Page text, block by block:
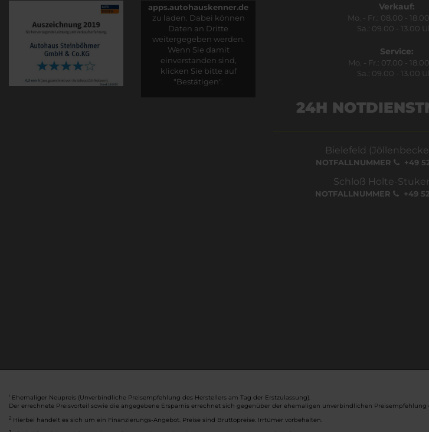
apps.autohauskenner.de
zu laden. Dabei können
Daten an Dritte
weitergegeben werden.
Wenn Sie damit
einverstanden sind,
klicken Sie bitte auf
"Bestätigen".
Verkauf:
Mo. - Fr.: 08.00 -
Sa.: 09.00 - 13.00
Service:
Mo. - Fr.: 07.00 -
Sa.: 09.00 - 13.00
24H
Bielefeld
NOTFALLNUMMER +49
Schloß Holte-
NOTFALLNUMMER +49
1 Ehemaliger Neupreis (Unverbindliche Preisempfehlung des Herstellers am Tag der Erstzulassung).
Der errechnete Preisvorteil sowie die angegebene Ersparnis errechnet sich gegenüber der ehemaligen unverbindlichen Preisempfehlung
2 Hierbei handelt es sich um ein Finanzierungs-Angebot. Preise sind Bruttopreise. Irrtümer vorbehalten.